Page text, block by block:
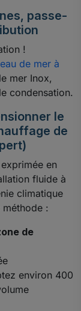
passe-
!
de mer à
mer Inox,
condensation.
le
de
en
fluide à
climatique
:
de
environ 400